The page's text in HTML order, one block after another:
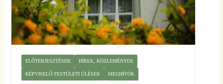
ELŐTERJESZTÉSEK HÍREK, KÖZLEMÉNYEK
KÉPVISELŐ-TESTÜLETI ÜLÉSEK MEGHÍVÓK